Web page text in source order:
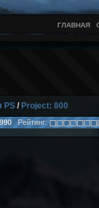
ГЛАВНАЯ
PS/ Project: 800
Рейтинг: